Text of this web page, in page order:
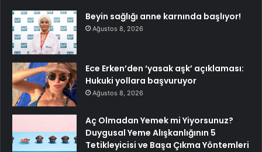
Beyin sağlığı anne karnında başlıyor!
Ağustos 8, 2026
Ece Erken’den ‘yasak aşk’ açıklaması:
Hukuki yollara başvuruyor
Ağustos 8, 2026
Aç Olmadan Yemek mi Yiyorsunuz?
Duygusal Yeme Alışkanlığının 5
Tetikleyicisi ve Başa Çıkma Yöntemleri